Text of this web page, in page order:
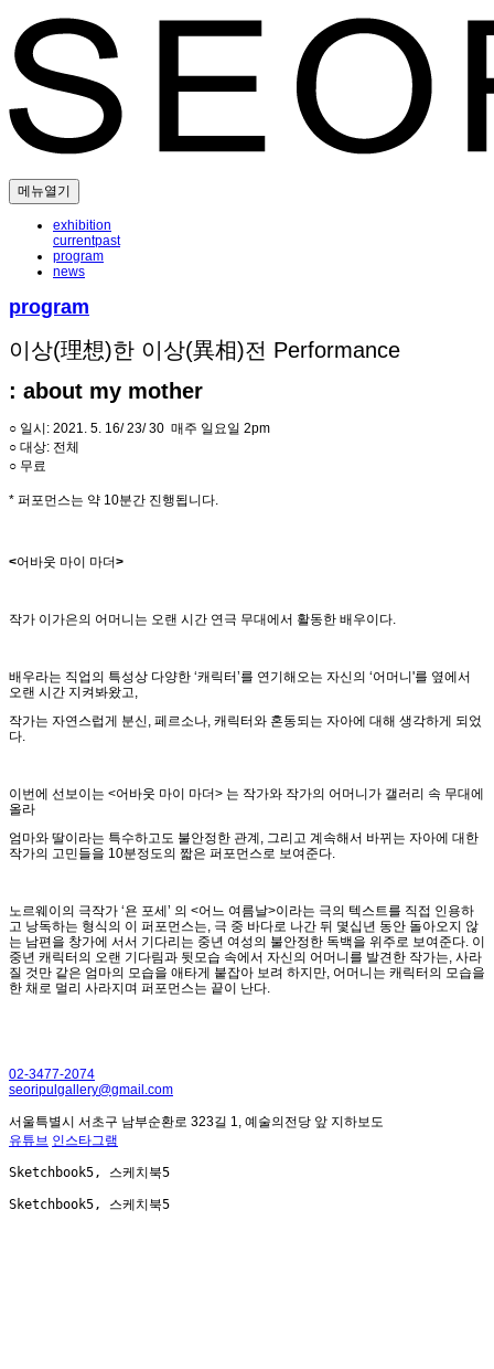
메뉴열기
exhibition
currentpast
program
news
program
이상(理想)한 이상(異相)전 Performance
: about my mother
○ 일시: 2021. 5. 16/ 23/ 30 매주 일요일 2pm
○ 대상: 전체
○ 무료
* 퍼포먼스는 약 10분간 진행됩니다.
<어바웃 마이 마더>
작가 이가은의 어머니는 오랜 시간 연극 무대에서 활동한 배우이다.
배우라는 직업의 특성상 다양한 ‘캐릭터’를 연기해오는 자신의 ‘어머니'를 옆에서
오랜 시간 지켜봐왔고,
작가는 자연스럽게 분신, 페르소나, 캐릭터와 혼동되는 자아에 대해 생각하게 되었
다.
이번에 선보이는 <어바웃 마이 마더> 는 작가와 작가의 어머니가 갤러리 속 무대에
올라
엄마와 딸이라는 특수하고도 불안정한 관계, 그리고 계속해서 바뀌는 자아에 대한
작가의 고민들을 10분정도의 짧은 퍼포먼스로 보여준다.
노르웨이의 극작가 ‘욘 포세’ 의 <어느 여름날>이라는 극의 텍스트를 직접 인용하
고 낭독하는 형식의 이 퍼포먼스는, 극 중 바다로 나간 뒤 몇십년 동안 돌아오지 않
는 남편을 창가에 서서 기다리는 중년 여성의 불안정한 독백을 위주로 보여준다. 이
중년 캐릭터의 오랜 기다림과 뒷모습 속에서 자신의 어머니를 발견한 작가는, 사라
질 것만 같은 엄마의 모습을 애타게 붙잡아 보려 하지만, 어머니는 캐릭터의 모습을
한 채로 멀리 사라지며 퍼포먼스는 끝이 난다.
02-3477-2074
seoripulgallery@gmail.com
서울특별시 서초구 남부순환로 323길 1, 예술의전당 앞 지하보도
유튜브 인스타그램
Sketchbook5, 스케치북5
Sketchbook5, 스케치북5